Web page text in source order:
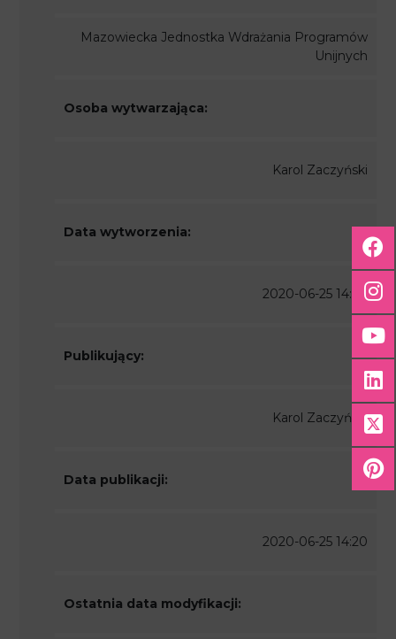
Mazowiecka Jednostka Wdrażania Programów
Unijnych
Osoba wytwarzająca:
Karol Zaczyński
Data wytworzenia:
2020-06-25 14:20
Publikujący:
Karol Zaczyński
Data publikacji:
2020-06-25 14:20
Ostatnia data modyfikacji: